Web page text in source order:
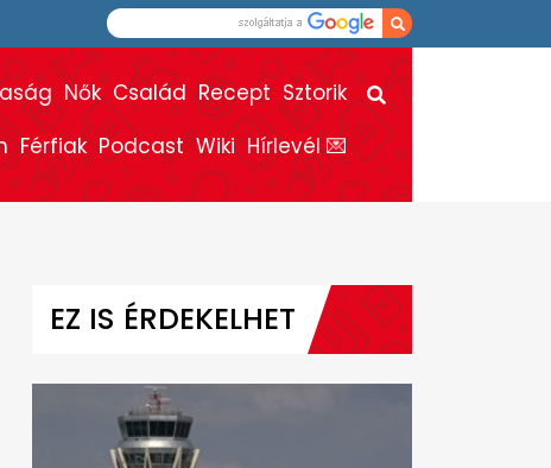
Nők Család Recept Sztorik
Férfiak Podcast Wiki Hírlevél 💌
EZ IS ÉRDEKELHET